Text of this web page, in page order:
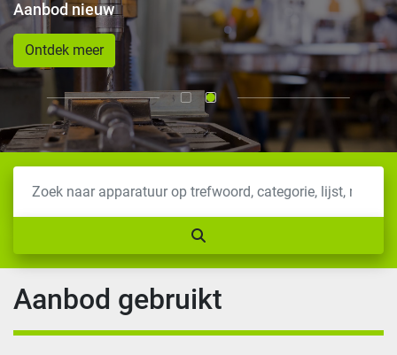
Aanbod nieuw
Ontdek meer
Aanbod gebruikt